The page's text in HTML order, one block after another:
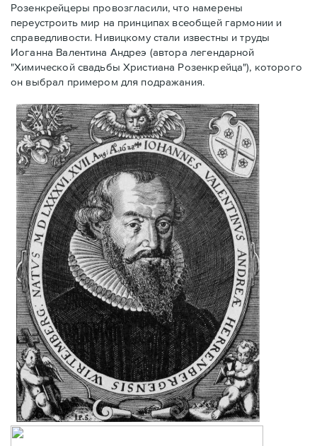
Розенкрейцеры провозглаcили, что намерены
переустроить мир на принципах всеобщей гармонии и
справедливости. Нивицкому стали известны и труды
Иоганна Валентина Андреэ (автора легендарной
"Химической свадьбы Христиана Розенкрейца"), которого
он выбрал примером для подражания.